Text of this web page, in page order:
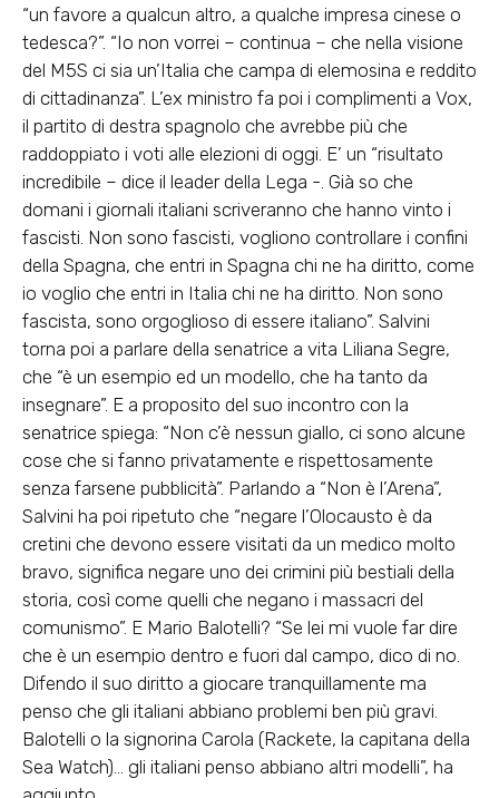
“un favore a qualcun altro, a qualche impresa cinese o
tedesca?”. “Io non vorrei – continua – che nella visione
del M5S ci sia un’Italia che campa di elemosina e reddito
di cittadinanza”. L’ex ministro fa poi i complimenti a Vox,
il partito di destra spagnolo che avrebbe più che
raddoppiato i voti alle elezioni di oggi. E’ un “risultato
incredibile – dice il leader della Lega -. Già so che
domani i giornali italiani scriveranno che hanno vinto i
fascisti. Non sono fascisti, vogliono controllare i confini
della Spagna, che entri in Spagna chi ne ha diritto, come
io voglio che entri in Italia chi ne ha diritto. Non sono
fascista, sono orgoglioso di essere italiano”. Salvini
torna poi a parlare della senatrice a vita Liliana Segre,
che “è un esempio ed un modello, che ha tanto da
insegnare”. E a proposito del suo incontro con la
senatrice spiega: “Non c’è nessun giallo, ci sono alcune
cose che si fanno privatamente e rispettosamente
senza farsene pubblicità”. Parlando a “Non è l’Arena”,
Salvini ha poi ripetuto che “negare l’Olocausto è da
cretini che devono essere visitati da un medico molto
bravo, significa negare uno dei crimini più bestiali della
storia, così come quelli che negano i massacri del
comunismo”. E Mario Balotelli? “Se lei mi vuole far dire
che è un esempio dentro e fuori dal campo, dico di no.
Difendo il suo diritto a giocare tranquillamente ma
penso che gli italiani abbiano problemi ben più gravi.
Balotelli o la signorina Carola (Rackete, la capitana della
Sea Watch)… gli italiani penso abbiano altri modelli”, ha